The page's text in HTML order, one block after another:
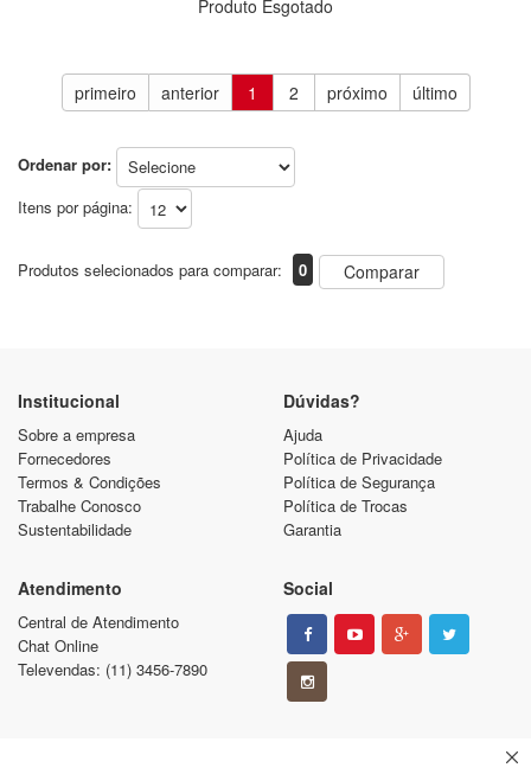
Produto Esgotado
primeiro anterior 1 2 próximo último
Ordenar por:
Itens por página:
Produtos selecionados para comparar: 0 Comparar
Institucional
Sobre a empresa
Fornecedores
Termos & Condições
Trabalhe Conosco
Sustentabilidade
Dúvidas?
Ajuda
Política de Privacidade
Política de Segurança
Política de Trocas
Garantia
Atendimento
Central de Atendimento
Chat Online
Televendas: (11) 3456-7890
Social